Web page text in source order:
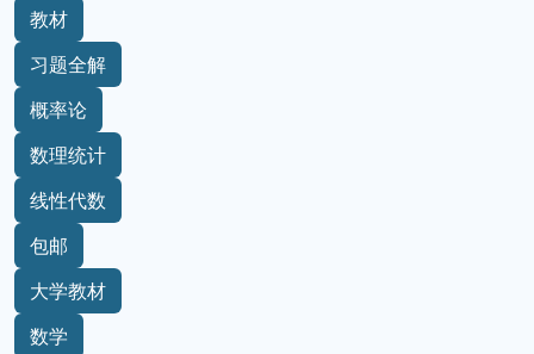
教材
习题全解
概率论
数理统计
线性代数
包邮
大学教材
数学